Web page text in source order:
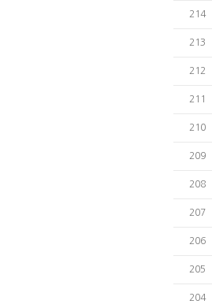
214
213
212
211
210
209
208
207
206
205
204